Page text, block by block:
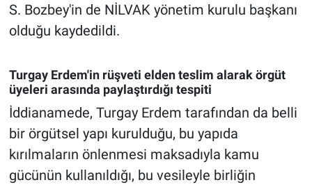
S. Bozbey'in de NİLVAK yönetim kurulu başkanı
olduğu kaydedildi.
Turgay Erdem'in rüşveti elden teslim alarak örgüt
üyeleri arasında paylaştırdığı tespiti
İddianamede, Turgay Erdem tarafından da belli
bir örgütsel yapı kurulduğu, bu yapıda
kırılmaların önlenmesi maksadıyla kamu
gücünün kullanıldığı, bu vesileyle birliğin